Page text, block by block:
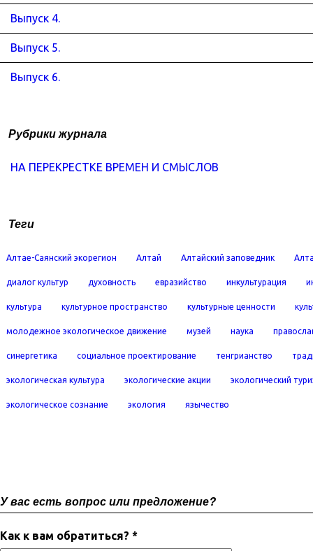
Выпуск 4.
Выпуск 5.
Выпуск 6.
Рубрики журнала
НА ПЕРЕКРЕСТКЕ ВРЕМЕН И СМЫСЛОВ
Теги
Алтае-Саянский экорегион Алтай Алтайский заповедник
диалог культур духовность евразийство инкультурация
культура культурное пространство культурные ценности
молодежное экологическое движение музей наука
синергетика социальное проектирование тенгрианство
экологическая культура экологические акции экологический
экологическое сознание экология язычество
У вас есть вопрос или предложение?
Как к вам обратиться? *